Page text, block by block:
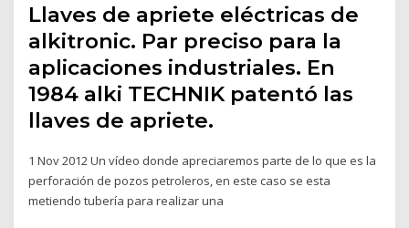
Llaves de apriete eléctricas de
alkitronic. Par preciso para la
aplicaciones industriales. En
1984 alki TECHNIK patentó las
llaves de apriete.
1 Nov 2012 Un vídeo donde apreciaremos parte de lo que es la
perforación de pozos petroleros, en este caso se esta
metiendo tubería para realizar una